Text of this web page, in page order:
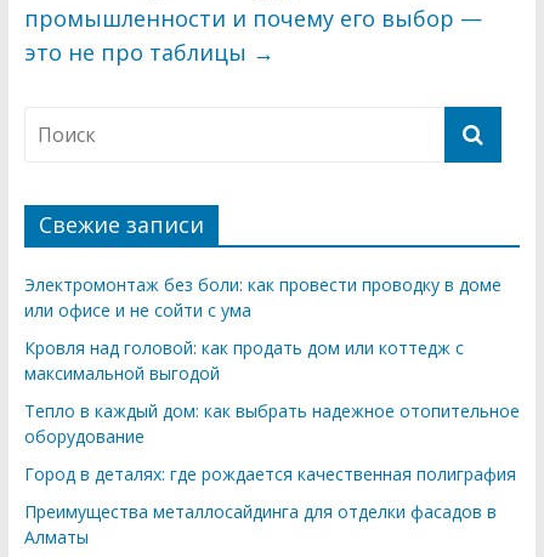
промышленности и почему его выбор —
это не про таблицы →
Свежие записи
Электромонтаж без боли: как провести проводку в доме
или офисе и не сойти с ума
Кровля над головой: как продать дом или коттедж с
максимальной выгодой
Тепло в каждый дом: как выбрать надежное отопительное
оборудование
Город в деталях: где рождается качественная полиграфия
Преимущества металлосайдинга для отделки фасадов в
Алматы